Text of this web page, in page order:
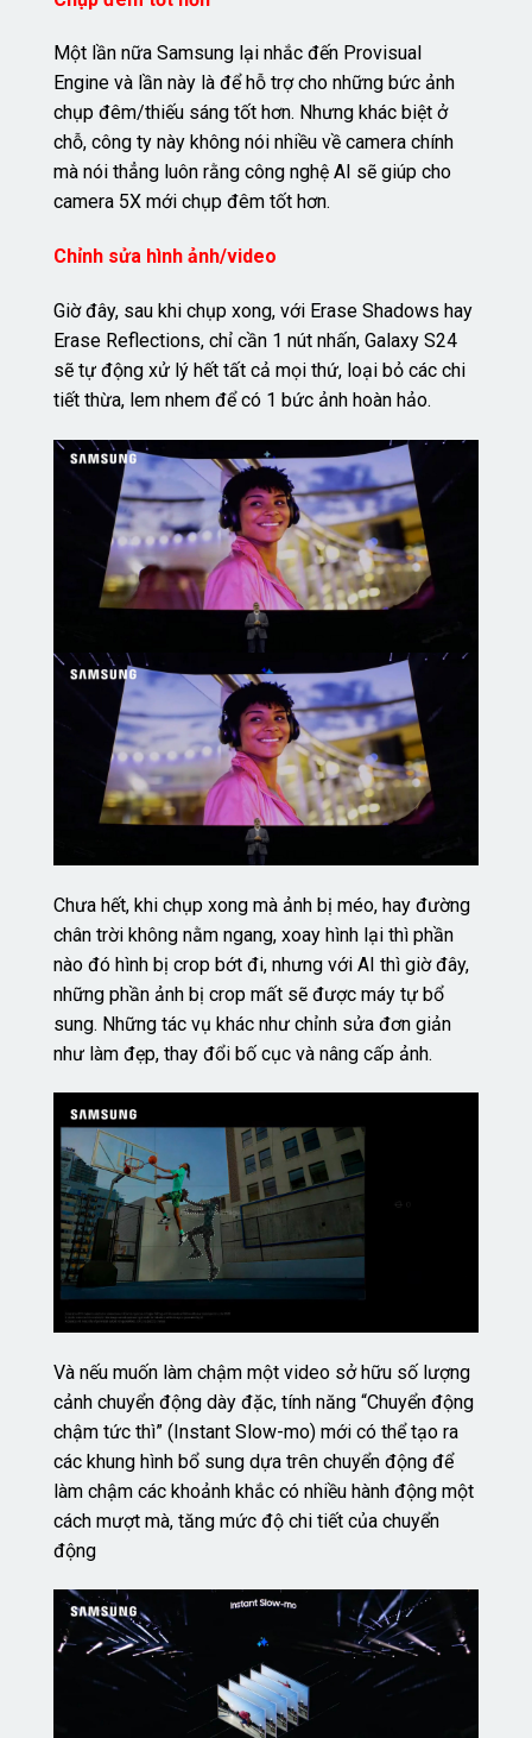
Một lần nữa Samsung lại nhắc đến Provisual
Engine và lần này là để hỗ trợ cho những bức ảnh
chụp đêm/thiếu sáng tốt hơn. Nhưng khác biệt ở
chỗ, công ty này không nói nhiều về camera chính
mà nói thẳng luôn rằng công nghệ AI sẽ giúp cho
camera 5X mới chụp đêm tốt hơn.
Chỉnh sửa hình ảnh/video
Giờ đây, sau khi chụp xong, với Erase Shadows hay
Erase Reflections, chỉ cần 1 nút nhấn, Galaxy S24
sẽ tự động xử lý hết tất cả mọi thứ, loại bỏ các chi
tiết thừa, lem nhem để có 1 bức ảnh hoàn hảo.
Chưa hết, khi chụp xong mà ảnh bị méo, hay đường
chân trời không nằm ngang, xoay hình lại thì phần
nào đó hình bị crop bớt đi, nhưng với AI thì giờ đây,
những phần ảnh bị crop mất sẽ được máy tự bổ
sung. Những tác vụ khác như chỉnh sửa đơn giản
như làm đẹp, thay đổi bố cục và nâng cấp ảnh.
Và nếu muốn làm chậm một video sở hữu số lượng
cảnh chuyển động dày đặc, tính năng “Chuyển động
chậm tức thì” (Instant Slow-mo) mới có thể tạo ra
các khung hình bổ sung dựa trên chuyển động để
làm chậm các khoảnh khắc có nhiều hành động một
cách mượt mà, tăng mức độ chi tiết của chuyển
động